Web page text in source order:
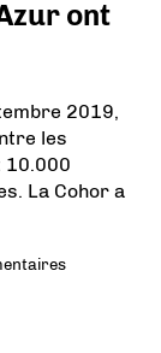
ont
2019,
les
10.000
La Cohor a